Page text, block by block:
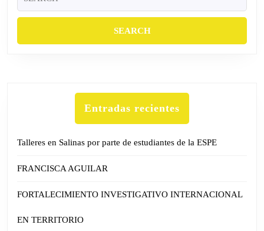
for:
Entradas recientes
Talleres en Salinas por parte de estudiantes de la ESPE
FRANCISCA AGUILAR
FORTALECIMIENTO INVESTIGATIVO INTERNACIONAL
EN TERRITORIO